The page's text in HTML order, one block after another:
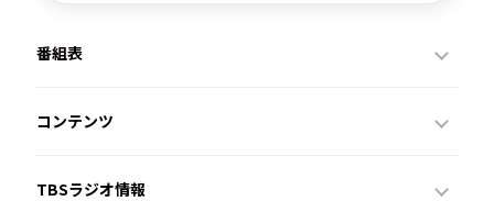
番組表
コンテンツ
TBSラジオ情報